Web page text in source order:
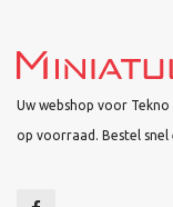
Uw webshop voor
op voorraad. Bestel